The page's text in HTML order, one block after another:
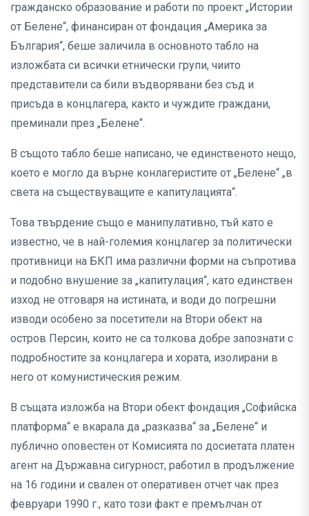
гражданско образование и работи по проект „Истории
от Белене“, финансиран от фондация „Америка за
България“, беше заличила в основното табло на
изложбата си всички етнически групи, чиито
представители са били въдворявани без съд и
присъда в концлагера, както и чуждите граждани,
преминали през „Белене“.
В същото табло беше написано, че единственото нещо,
което е могло да върне конлагеристите от „Белене“ „в
света на съществуващите е капитулацията“.
Това твърдение също е манипулативно, тъй като е
известно, че в най-големия концлагер за политически
противници на БКП има различни форми на съпротива
и подобно внушение за „капитулация“, като единствен
изход не отговаря на истината, и води до погрешни
изводи особено за посетители на Втори обект на
остров Персин, които не са толкова добре запознати с
подробностите за концлагера и хората, изолирани в
него от комунистическия режим.
В същата изложба на Втори обект фондация „Софийска
платформа“ е вкарала да „разказва“ за „Белене“ и
публично оповестен от Комисията по досиетата платен
агент на Държавна сигурност, работил в продължение
на 16 години и свален от оперативен отчет чак през
февруари 1990 г., като този факт е премълчан от